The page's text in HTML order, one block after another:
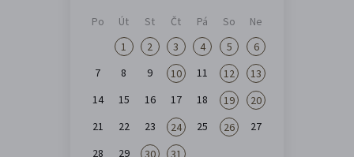
Po Út St Čt Pá So
Ne
1
2 3 4 5
6
7
8 9 10 11 12
13
14
15 16 17 18 19
20
21
22 23 24 25 26
27
28
29 30 31